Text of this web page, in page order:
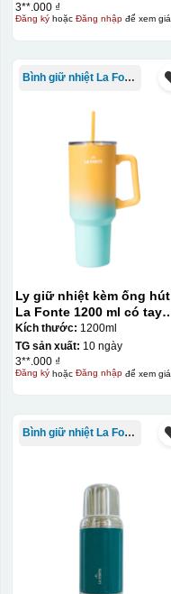
3**.000 ₫
Đăng kýhoặc Đăng nhậpđể xem giá
Bình giữ nhiệt La Fonte
Ly giữ nhiệt kèm ống hút
La Fonte 1200 ml có tay
cầm – 012317
Kích thước: 1200ml
TG sản xuất: 10 ngày
3**.000 ₫
Đăng kýhoặc Đăng nhậpđể xem giá
Bình giữ nhiệt La Fonte